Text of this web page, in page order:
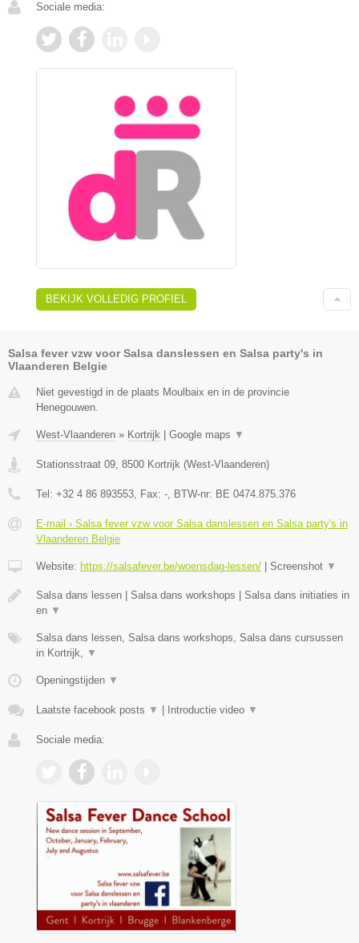
Sociale media:
BEKIJK VOLLEDIG PROFIEL
Salsa fever vzw voor Salsa danslessen en Salsa party's in
Vlaanderen Belgie
Niet gevestigd in de plaats Moulbaix en in de provincie
Henegouwen.
West-Vlaanderen » Kortrijk Google maps ▼
Stationsstraat 09, 8500 Kortrijk (West-Vlaanderen)
Tel: +32 4 86 893553, Fax: -, BTW-nr: BE 0474.875.376
E-mail › Salsa fever vzw voor Salsa danslessen en Salsa party's in
Vlaanderen Belgie
Website: https://salsafever.be/woensdag-lessen/ Screenshot ▼
Salsa dans lessen | Salsa dans workshops | Salsa dans initiaties in
en ▼
Salsa dans lessen, Salsa dans workshops, Salsa dans cursussen
in Kortrijk, ▼
Openingstijden ▼
Laatste facebook posts ▼ Introductie video ▼
Sociale media: